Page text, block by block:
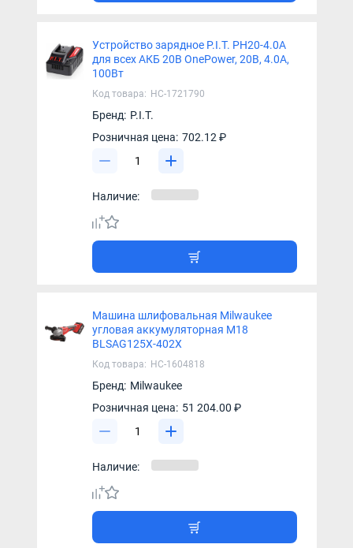
Устройство зарядное P.I.T. PH20-4.0A
для всех АКБ 20В OnePower, 20В, 4.0А,
100Вт
Код товара: НС-1721790
Бренд: P.I.T.
Розничная цена: 702.12 ₽
Наличие:
Машина шлифовальная Milwaukee
угловая аккумуляторная M18
BLSAG125X-402X
Код товара: НС-1604818
Бренд: Milwaukee
Розничная цена: 51 204.00 ₽
Наличие: